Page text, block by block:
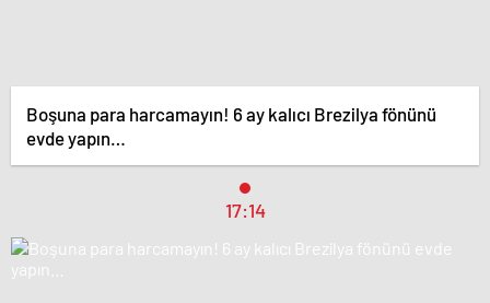
Boşuna para harcamayın! 6 ay kalıcı Brezilya fönünü
evde yapın…
17:14